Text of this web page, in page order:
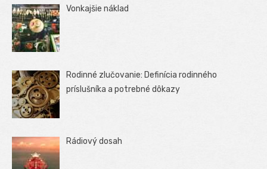
Vonkajšie náklad
Rodinné zlučovanie: Definícia rodinného
príslušníka a potrebné dôkazy
Rádiový dosah